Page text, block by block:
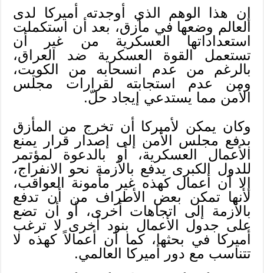
إن هذا الوهم الذي أوجدته أميركا لدى
العالم وضعها في مأزق، بعد أن استكملت
استعداداتها العسكرية من غير أن
تستعمل القوة العسكرية ضد العراق،
بالرغم من عدم انسحابه من الكويت،
ومن عدم استجابته لقرارات مجلس
الأمن مما يستدعي إيجاد حلّ.
وكان يمكن لأميركا أن تخرج من المأزق
بدفع مجلس الأمن إلى إصدار قرار يمنع
الأعمال العسكرية، أو بالدعوة لمؤتمر
للدول الكبرى يدفع بالأزمة نحو الانفراج،
إلا أن أعمال كهذه غير مأمونة العواقب،
لأنها تمكن بعض الأطراف من أن تدفع
بالأزمة إلى اتجاهات أخرى، أو أن تضع
على جدول الأعمال بنود أخرى لا ترغب
أميركا في بحثها، كما أن أعمالاً كهذه لا
تتناسب مع دور أميركا العالمي.